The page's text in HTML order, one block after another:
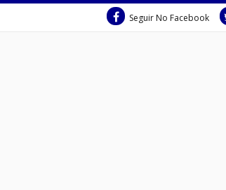
Seguir No Facebook